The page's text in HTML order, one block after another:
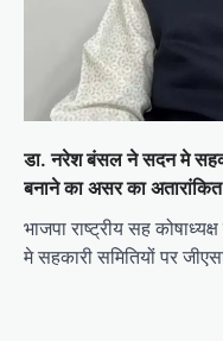
डा. नरेश बंसल ने सदन मे
बनाने का असर का
भाजपा राष्ट्रीय सह
मे सहकारी समितियों पर